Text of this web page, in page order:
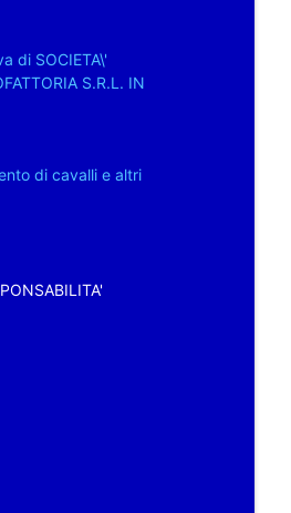
di SOCIETA\'
S.R.L. IN
di cavalli e altri